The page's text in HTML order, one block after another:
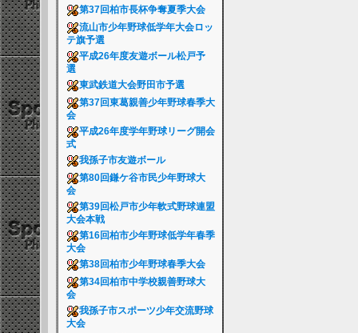
第37回柏市長杯争奪夏季大会
流山市少年野球低学年大会ロッ
テ旗予選
平成26年度友遊ボール松戸予
選
東武鉄道大会野田市予選
第37回東葛親善少年野球春季大
会
平成26年度学年野球リーグ開会
式
我孫子市友遊ボール
第80回鎌ケ谷市民少年野球大
会
第39回松戸市少年軟式野球連盟
大会本戦
第16回柏市少年野球低学年春季
大会
第38回柏市少年野球春季大会
第34回柏市中学校親善野球大
会
我孫子市スポーツ少年交流野球
大会